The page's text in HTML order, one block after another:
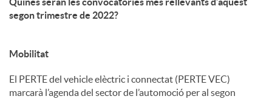
segon trimestre de 2022?
Mobilitat
El PERTE del vehicle elèctric i connectat (PERTE VEC)
marcarà l’agenda del sector de l’automoció per al segon